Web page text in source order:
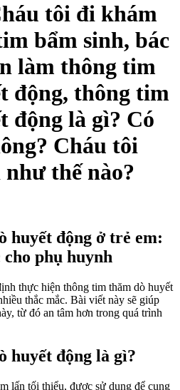
tôi đi khám
bẩm sinh, bác
làm thông tim
động, thông tim
động là gì? Có
Cháu tôi
thế nào?
huyết động ở trẻ em:
phụ huynh
thực hiện thông tim thăm dò huyết
thắc mắc. Bài viết này sẽ giúp
từ đó an tâm hơn trong quá trình
huyết động là gì?
lấn tối thiểu, được sử dụng để cung